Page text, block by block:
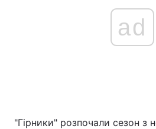
ad
"Гірники" розпочали сезон з